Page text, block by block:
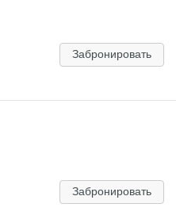
Забронировать
Забронировать